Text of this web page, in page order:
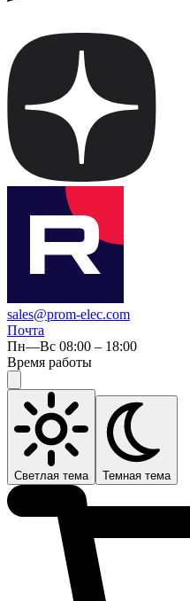
sales@prom-elec.com
Почта
Пн—Вс 08:00 – 18:00
Время работы
Светлая тема Темная тема